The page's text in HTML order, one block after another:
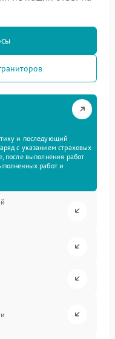
и последующий
с указанием страховых
после выполнения работ
работ и